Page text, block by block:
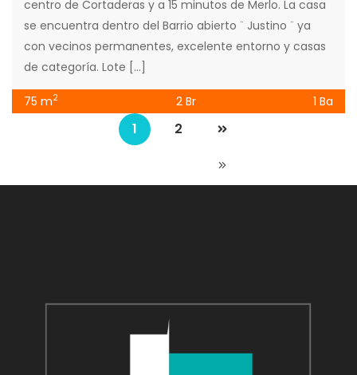
centro de Cortaderas y a 15 minutos de Merlo. La casa
se encuentra dentro del Barrio abierto ¨ Justino ¨ ya
con vecinos permanentes, excelente entorno y casas
de categoría. Lote […]
75 m2 2 Br 1 Ba
1 2